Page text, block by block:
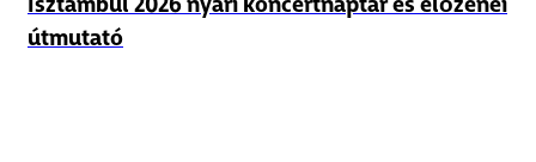
útmutató